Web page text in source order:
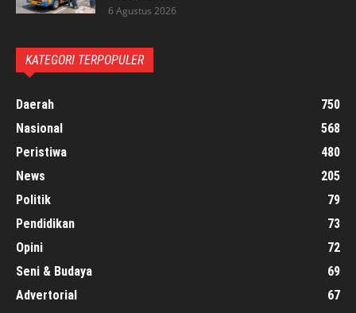
6 Agustus 2026
KATEGORI TERPOPULER
Daerah
750
Nasional
568
Peristiwa
480
News
205
Politik
79
Pendidikan
73
Opini
72
Seni & Budaya
69
Advertorial
67